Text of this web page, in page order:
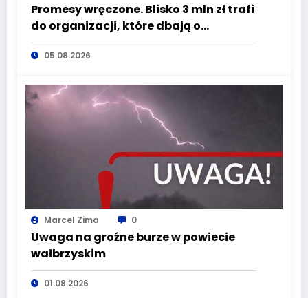
Promesy wręczone. Blisko 3 mln zł trafi
do organizacji, które dbają o
bezpieczeństwo mieszkańców
Dolnego Śląska
05.08.2026
Marcel Zima 0
Uwaga na groźne burze w powiecie
wałbrzyskim
01.08.2026